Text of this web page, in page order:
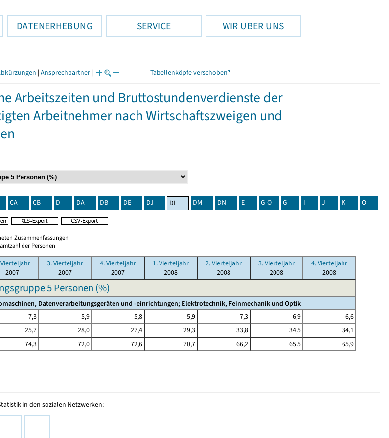
DATENERHEBUNG SERVICE WIR ÜBER UNS
| Ansprechpartner | Tabellenköpfe verschoben?
Arbeitszeiten und Bruttostundenverdienste der
Arbeitnehmer nach Wirtschaftszweigen und
CA CB D DA DB DE DJ DL DM DN E G-O G I J K O
Zusammenfassungen
der Personen
2007
3. Vierteljahr
2007
4. Vierteljahr
2007
1. Vierteljahr
2008
2. Vierteljahr
2008
3. Vierteljahr
2008
4. Vierteljahr
2008
5 Personen (%)
Datenverarbeitungsgeräten und -einrichtungen; Elektrotechnik, Feinmechanik und Optik
7,3 5,9 5,8 5,9 7,3 6,9
6,6
25,7 28,0 27,4 29,3 33,8 34,5
34,1
74,3 72,0 72,6 70,7 66,2 65,5 65,9
in den sozialen Netzwerken: